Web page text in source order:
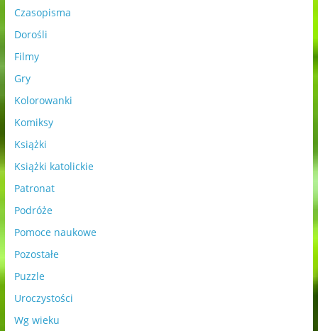
Czasopisma
Dorośli
Filmy
Gry
Kolorowanki
Komiksy
Książki
Książki katolickie
Patronat
Podróże
Pomoce naukowe
Pozostałe
Puzzle
Uroczystości
Wg wieku